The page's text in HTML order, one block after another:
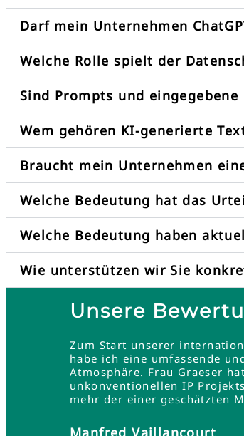
Darf mein Unternehmen
Welche Rolle spielt der
Sind Prompts und
Wem gehören KI-generierte
Braucht mein Unternehmen
Welche Bedeutung hat das
Welche Bedeutung haben
Wie unterstützen wir Sie
Unsere
Zum Start unserer
habe ich eine umfassende
Atmosphäre. Frau Graeser
unkonventionellen IP
mehr der einer geschätzten
Manfred Vaillancourt